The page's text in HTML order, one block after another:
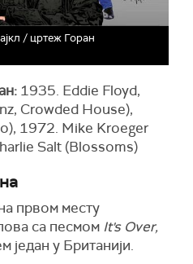
/ цртеж Горан
1935. Eddie Floyd,
Crowded House),
1972. Mike Kroeger
Salt (Blossoms)
првом месту
са песмом It's Over,
један у Британији.